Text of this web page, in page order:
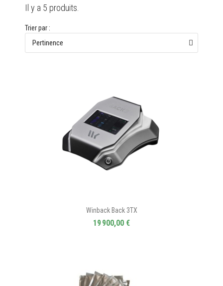
Il y a 5 produits.
Trier par :
Winback Back 3TX
19 900,00 €